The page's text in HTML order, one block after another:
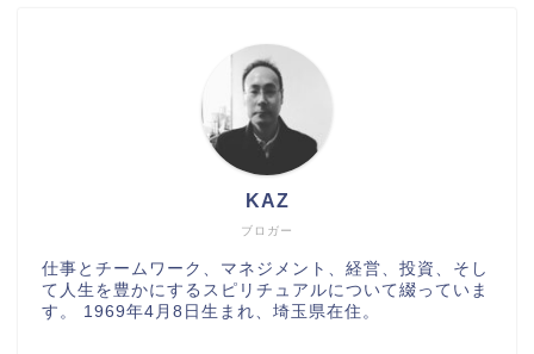
ブロガー
KAZ
仕事とチームワーク、マネジメント、経営、投資、そし
て人生を豊かにするスピリチュアルについて綴っていま
す。 1969年4月8日生まれ、埼玉県在住。